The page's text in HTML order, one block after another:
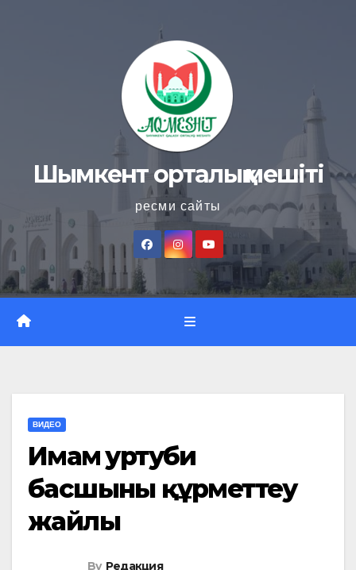
Шымкент орталық мешіті
ресми сайты
ВИДЕО
Имам Қуртуби
басшыны құрметтеу
жайлы
By Редакция